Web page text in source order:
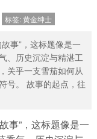
标签:黄金绅士
事”，这标题像是一
、历史沉淀与精湛工
关乎一支雪茄如何从
号。 故事的起点，往
事”，这标题像是一